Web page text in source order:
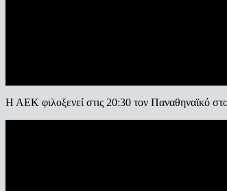
Η ΑΕΚ φιλοξενεί στις 20:30 τον Παναθηναϊκό